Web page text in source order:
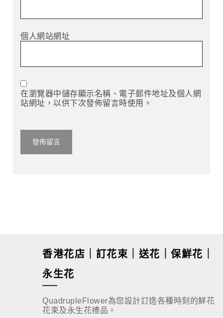
個人網站網址
在瀏覽器中儲存顯示名稱、電子郵件地址及個人網
站網址，以供下次發佈留言時使用。
香港花店｜訂花束｜送花｜保鮮花｜
永生花
QuadrupleFlower為您設計訂造各種時刻的鮮花
花束及永生花禮品。